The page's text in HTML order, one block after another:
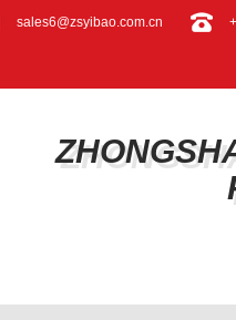
sales6@zsyibao.com.cn